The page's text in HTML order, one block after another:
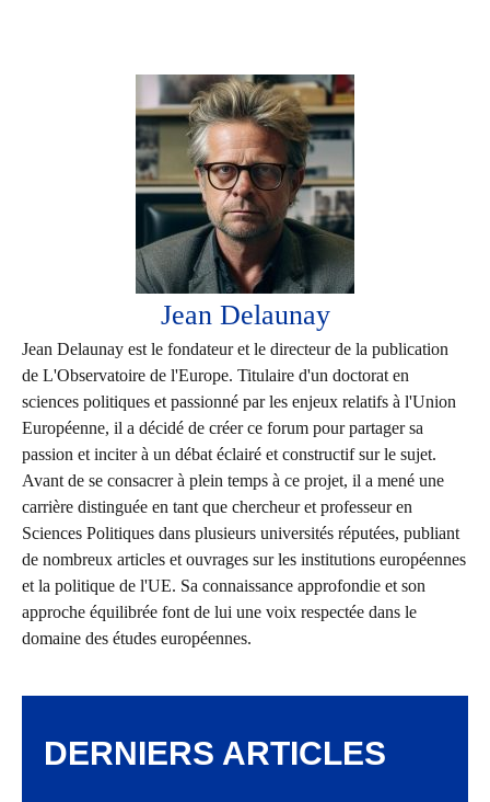
Jean Delaunay
Jean Delaunay est le fondateur et le directeur de la publication
de L'Observatoire de l'Europe. Titulaire d'un doctorat en
sciences politiques et passionné par les enjeux relatifs à l'Union
Européenne, il a décidé de créer ce forum pour partager sa
passion et inciter à un débat éclairé et constructif sur le sujet.
Avant de se consacrer à plein temps à ce projet, il a mené une
carrière distinguée en tant que chercheur et professeur en
Sciences Politiques dans plusieurs universités réputées, publiant
de nombreux articles et ouvrages sur les institutions européennes
et la politique de l'UE. Sa connaissance approfondie et son
approche équilibrée font de lui une voix respectée dans le
domaine des études européennes.
DERNIERS ARTICLES